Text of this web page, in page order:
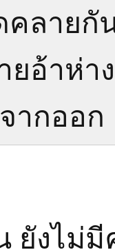
อบใด ๆ ทั้งสิ้น
คลาย
ยอ้าห่า
จากออ
ยังไม่